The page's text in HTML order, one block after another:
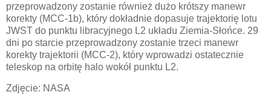
przeprowadzony zostanie również dużo krótszy manewr
korekty (MCC-1b), który dokładnie dopasuje trajektorię lotu
JWST do punktu libracyjnego L2 układu Ziemia-Słońce. 29
dni po starcie przeprowadzony zostanie trzeci manewr
korekty trajektorii (MCC-2), który wprowadzi ostatecznie
teleskop na orbitę halo wokół punktu L2.
Zdjęcie: NASA